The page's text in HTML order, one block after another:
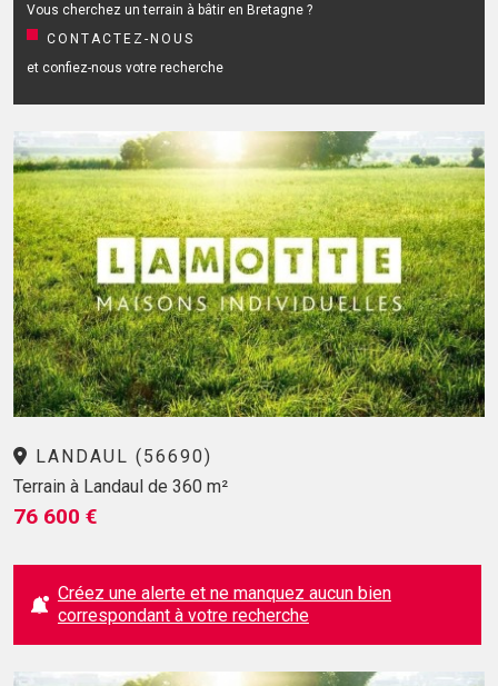
Vous cherchez un terrain à bâtir en Bretagne ?
CONTACTEZ-NOUS
et confiez-nous votre recherche
LANDAUL (56690)
Terrain à Landaul de 360 m²
76 600 €
Créez une alerte et ne manquez aucun bien
correspondant à votre recherche